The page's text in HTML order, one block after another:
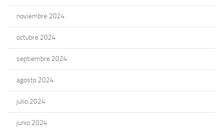
noviembre 2024
octubre 2024
septiembre 2024
agosto 2024
julio 2024
junio 2024